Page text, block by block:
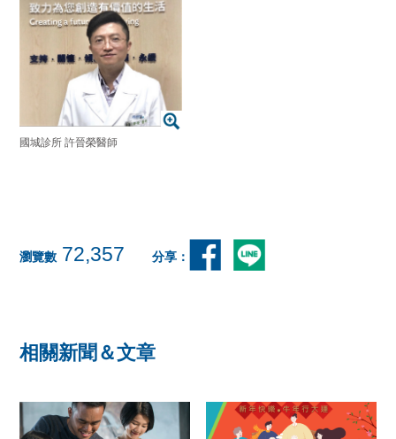
國城診所 許晉榮醫師
瀏覽數 72,357 分享：
相關新聞＆文章